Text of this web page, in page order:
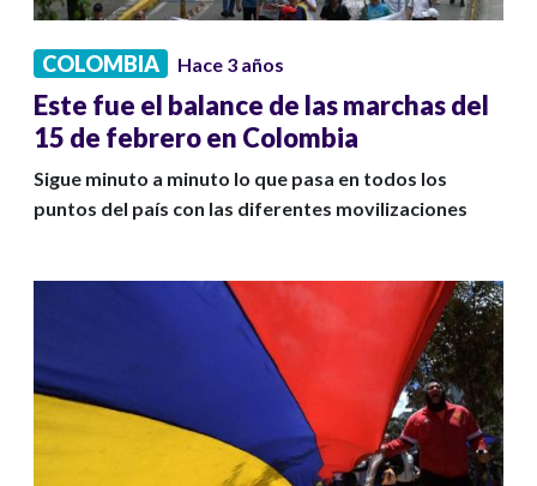
COLOMBIA Hace 3 años
Este fue el balance de las marchas del
15 de febrero en Colombia
Sigue minuto a minuto lo que pasa en todos los
puntos del país con las diferentes movilizaciones